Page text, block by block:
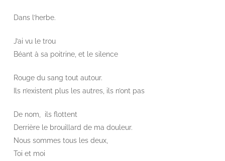
Dans l’herbe.
J’ai vu le trou
Béant à sa poitrine, et le silence
Rouge du sang tout autour.
Ils n’existent plus les autres, ils n’ont pas
De nom, ils flottent
Derrière le brouillard de ma douleur.
Nous sommes tous les deux,
Toi et moi